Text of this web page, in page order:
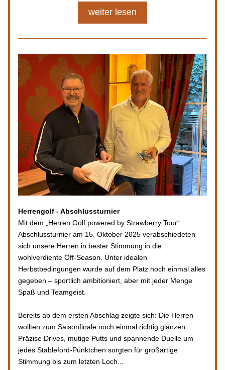
weiter lesen
Herrengolf - Abschlussturnier
Mit dem „Herren Golf powered by Strawberry Tour“
Abschlussturnier am 15. Oktober 2025 verabschiedeten
sich unsere Herren in bester Stimmung in die
wohlverdiente Off-Season. Unter idealen
Herbstbedingungen wurde auf dem Platz noch einmal alles
gegeben – sportlich ambitioniert, aber mit jeder Menge
Spaß und Teamgeist.
Bereits ab dem ersten Abschlag zeigte sich: Die Herren
wollten zum Saisonfinale noch einmal richtig glänzen.
Präzise Drives, mutige Putts und spannende Duelle um
jedes Stableford-Pünktchen sorgten für großartige
Stimmung bis zum letzten Loch...